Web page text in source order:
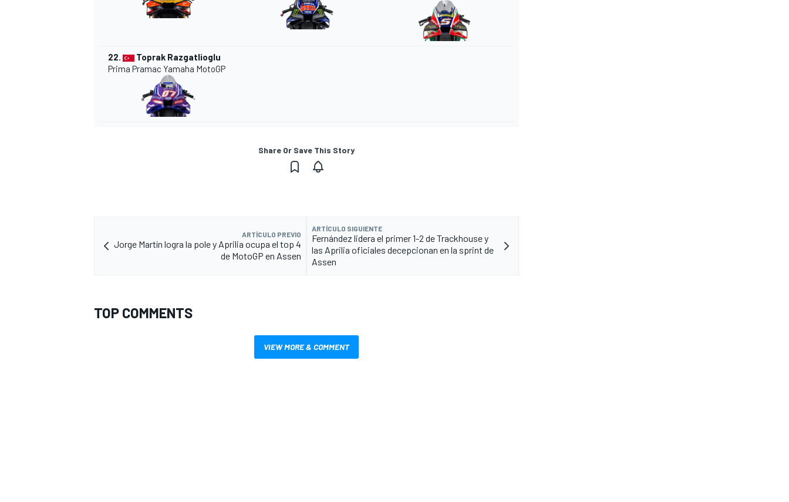
22.
Toprak Razgatlioglu
Prima Pramac Yamaha MotoGP
Share Or Save This Story
ARTÍCULO PREVIO
Jorge Martín logra la pole y Aprilia ocupa el top 4
de MotoGP en Assen
ARTÍCULO SIGUIENTE
Fernández lidera el primer 1-2 de Trackhouse y
las Aprilia oficiales decepcionan en la sprint de
Assen
TOP COMMENTS
VIEW MORE & COMMENT